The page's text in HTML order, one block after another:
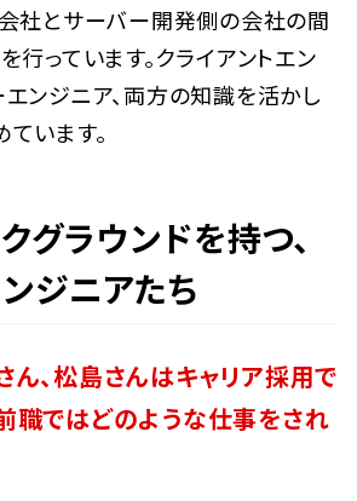
社とサーバー開発側の会社の間
行っています。クライアントエン
ンジニア、両方の知識を活かし
います。
グラウンドを持つ、
ジニアたち
ん、松島さんはキャリア採用で
職ではどのような仕事をされ